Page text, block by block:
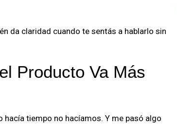
da claridad cuando te sentás a hablarlo sin
Producto Va Más
tiempo no hacíamos. Y me pasó algo